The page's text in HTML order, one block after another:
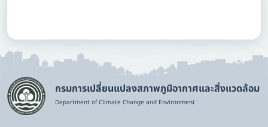
กรมการเปลี่ยนแปลงสภาพภูมิอากาศและสิ่งแวดล้อม
Department of Climate Change and Environment